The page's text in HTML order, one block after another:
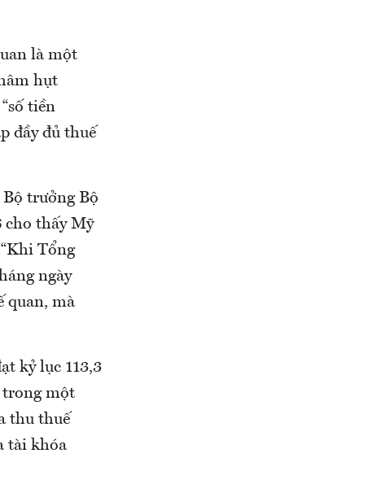
là một
hụt
tiền
đầy đủ thuế
trưởng Bộ
cho thấy Mỹ
Tổng
ngày
quan, mà
kỷ lục 113,3
trong một
thu thuế
tài khóa